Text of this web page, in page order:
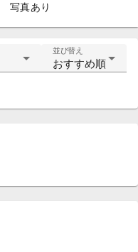
写真あり
並び替え
おすすめ順